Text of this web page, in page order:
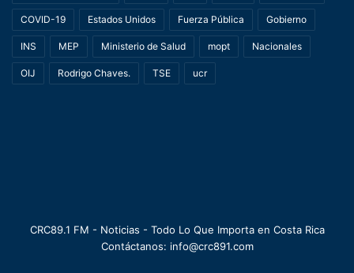
COVID-19 Estados Unidos Fuerza Pública Gobierno
INS MEP Ministerio de Salud mopt Nacionales
OIJ Rodrigo Chaves. TSE ucr
CRC89.1 FM - Noticias - Todo Lo Que Importa en Costa Rica
Contáctanos: info@crc891.com